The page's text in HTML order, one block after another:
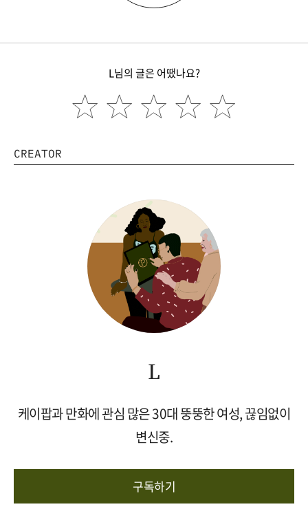
L님의 글은 어땠나요?
CREATOR
L
케이팝과 만화에 관심 많은 30대 뚱뚱한 여성, 끊임없이
변신중.
구독하기